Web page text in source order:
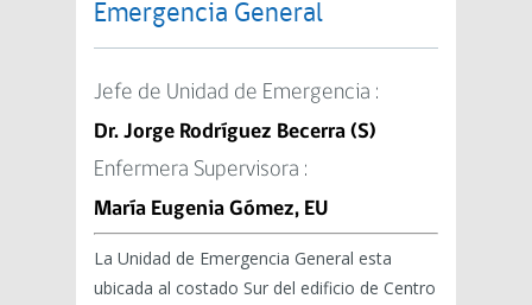
Emergencia General
Jefe de Unidad de Emergencia :
Dr. Jorge Rodríguez Becerra (S)
Enfermera Supervisora :
María Eugenia Gómez, EU
La Unidad de Emergencia General esta
ubicada al costado Sur del edificio de Centro